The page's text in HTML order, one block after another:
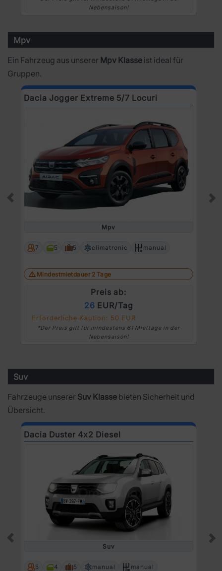
Nebensaison!
Mpv
Ein Fahrzeug aus unserer Mpv Klasse ist ideal für
Gruppen.
Dacia Jogger Extreme 5/7 Locuri
Mpv
7 5 5 climatronic manual
Mindestmietdauer 2 Tage
Preis ab:
26 EUR/Tag
Erforderliche Kaution: 50 EUR
*Der Preis gilt für mindestens 61 Miettage in der
Nebensaison!
Suv
Fahrzeuge unserer Suv Klasse bieten Sicherheit und
Übersicht.
Dacia Duster 4x2 Diesel
Suv
5 4 5 manual manual